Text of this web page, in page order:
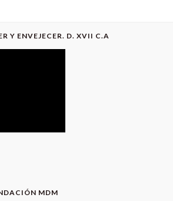
Y ENVEJECER. D. XVII C.A
MDM